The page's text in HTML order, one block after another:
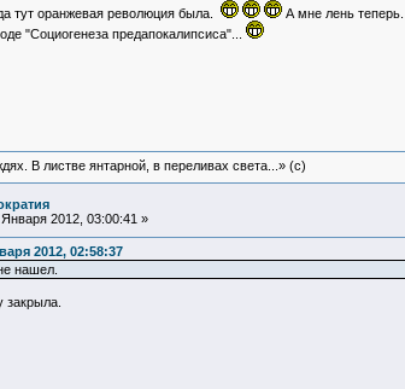
тут оранжевая революция была. А мне лень теперь.
"Социогенеза предапокалипсиса"...
В листве янтарной, в переливах света...» (c)
2012, 03:00:41 »
2012, 02:58:37
нашел.
закрыла.